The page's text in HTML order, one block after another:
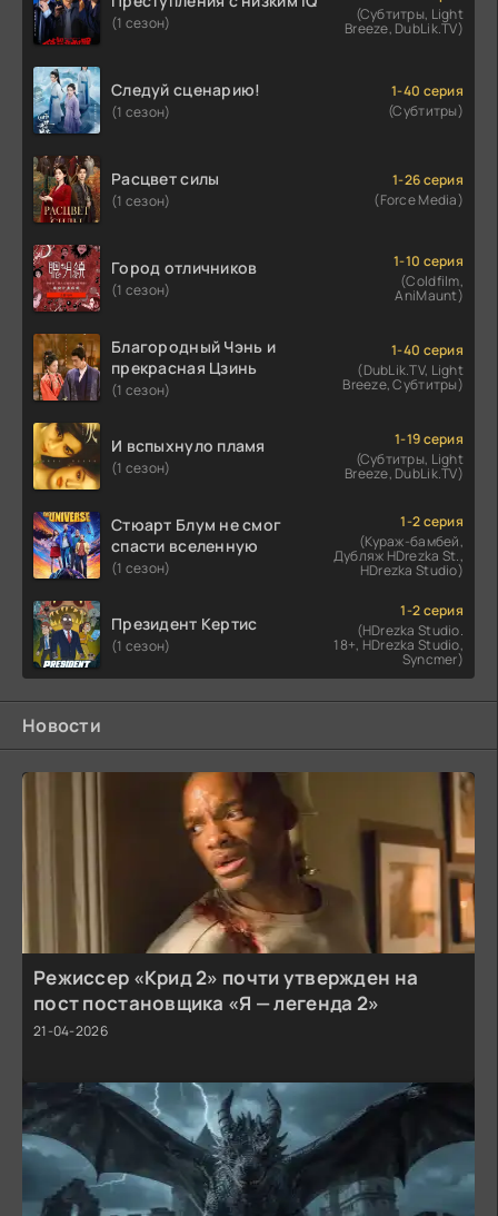
(1 сезон)
(Субтитры, Light
Breeze, DubLik.TV)
Следуй сценарию!
(1 сезон)
1-40 серия
(Субтитры)
Расцвет силы
(1 сезон)
1-26 серия
(Force Media)
Город отличников
(1 сезон)
1-10 серия
(Coldfilm,
AniMaunt)
Благородный Чэнь и
прекрасная Цзинь
(1 сезон)
1-40 серия
(DubLik.TV, Light
Breeze, Субтитры)
И вспыхнуло пламя
(1 сезон)
1-19 серия
(Субтитры, Light
Breeze, DubLik.TV)
Стюарт Блум не смог
спасти вселенную
(1 сезон)
1-2 серия
(Кураж-бамбей,
Дубляж HDrezka St.,
HDrezka Studio)
Президент Кертис
(1 сезон)
1-2 серия
(HDrezka Studio.
18+, HDrezka Studio,
Syncmer)
Новости
Режиссер «Крид 2» почти утвержден на
пост постановщика «Я — легенда 2»
21-04-2026